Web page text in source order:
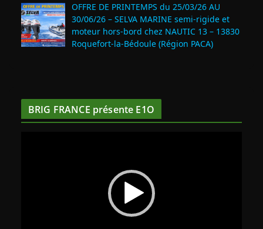
OFFRE DE PRINTEMPS du 25/03/26 AU
30/06/26 – SELVA MARINE semi-rigide et
moteur hors-bord chez NAUTIC 13 – 13830
Roquefort‑la‑Bédoule (Région PACA)
BRIG FRANCE présente E1O